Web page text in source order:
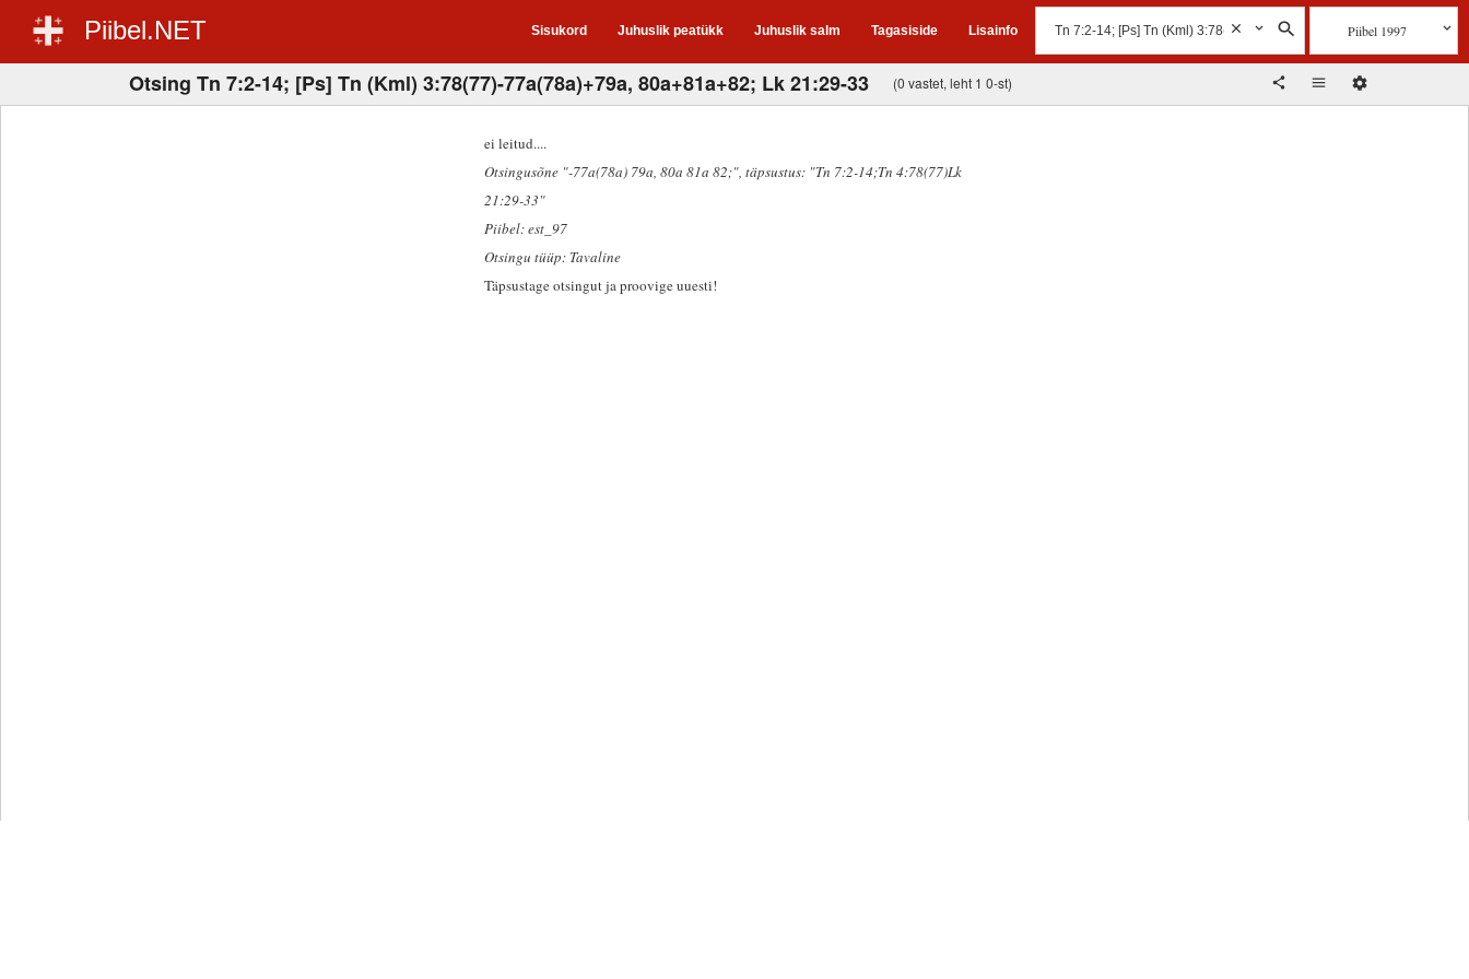
Piibel.NET Sisukord Juhuslik peatükk Juhuslik salm Tagasiside Lisainfo Piibel 1997
Otsing Tn 7:2-14; [Ps] Tn (Kml) 3:78(77)-77a(78a)+79a, 80a+81a+82; Lk 21:29-33 (0 vastet, leht 1 0-st)
ei leitud....
Otsingusõne "-77a(78a) 79a, 80a 81a 82;" , täpsustus: "Tn 7:2-14;Tn 4:78(77)Lk
21:29-33"
Piibel: est_97
Otsingu tüüp: Tavaline
Täpsustage otsingut ja proovige uuesti!